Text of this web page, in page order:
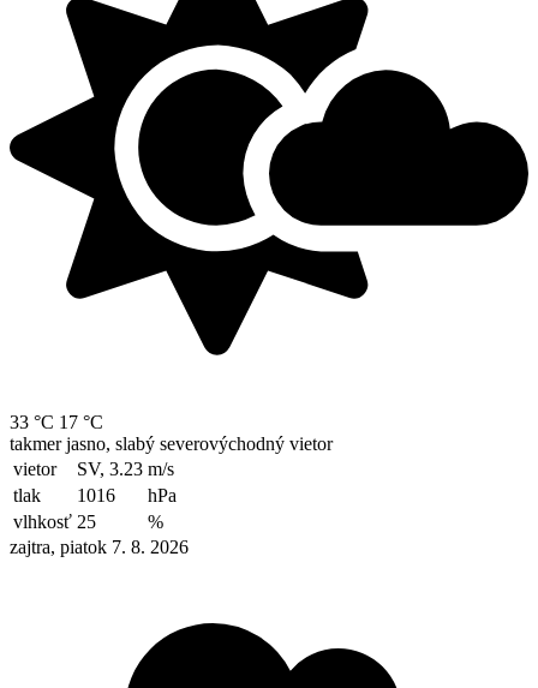
33 °C 17 °C
takmer jasno, slabý severovýchodný vietor
vietor
SV, 3.23 m/s
tlak
1016
hPa
vlhkosť 25
%
zajtra, piatok 7. 8. 2026